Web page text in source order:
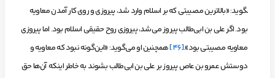
گوید: «بالاترین مصیبتی که بر اسلام وارد شد، پیروزی و روی کار آمدن معاویه
بود. اگر علی بن ابی‌طالب پیروز می‌شد، پیروزی روح حقیقی اسلام بود. اما پیروزی
معاویه مصیبتی بود».[46]
همچنین او می‌گوید: «این‌گونه نبود که معاویه و
دوستش عمرو بن عاص پیروز بر علی بن ‌ابی‌طالب بشوند به خاطر اینکه آن‌ها حق